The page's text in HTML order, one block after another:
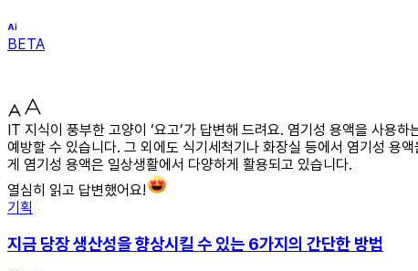
BETA
IT 지식이 풍부한 고양이 ‘요고’가 답변해 드려요. 염기성 용액을 사용
예방할 수 있습니다. 그 외에도 식기세척기나 화장실 등에서 염기성 용
게 염기성 용액은 일상생활에서 다양하게 활용되고 있습니다.
열심히 읽고 답변했어요!
기획
지금 당장 생산성을 향상시킬 수 있는 6가지의 간단한 방법